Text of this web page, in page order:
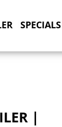
SPECIALS
|